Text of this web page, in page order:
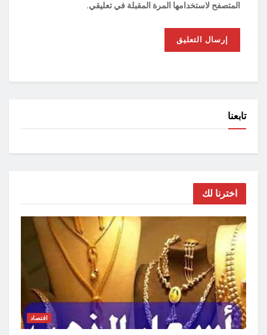
المتصفح لاستخدامها المرة المقبلة في تعليقي.
تابعنا
اخترنا لك
اقتصاد